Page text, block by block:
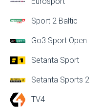
Sport 2 Baltic
Go3 Sport Open
Setanta Sport
Setanta Sports 2
TV4